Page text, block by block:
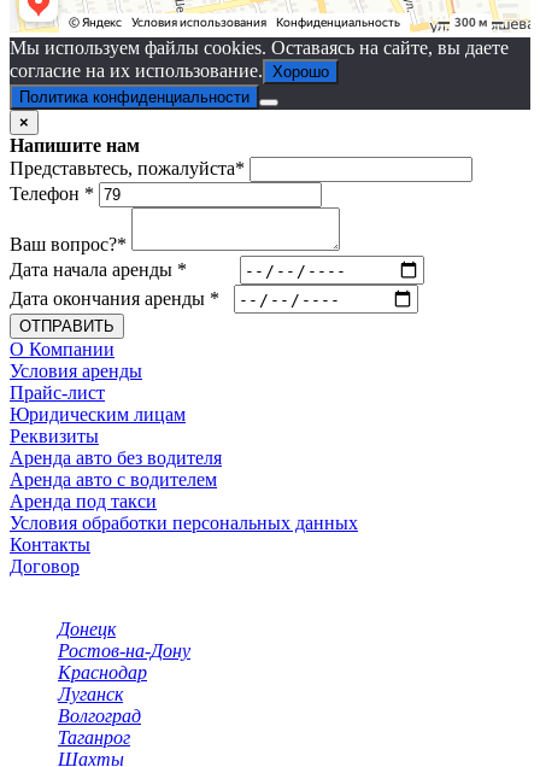
Мы используем файлы cookies. Оставаясь на сайте, вы даете
согласие на их использование. Хорошо
Политика конфиденциальности
×
Напишите нам
Представьтесь, пожалуйста*
Телефон *
Ваш вопрос?*
Дата начала аренды *
Дата окончания аренды *
ОТПРАВИТЬ
О Компании
Условия аренды
Прайс-лист
Юридическим лицам
Реквизиты
Аренда авто без водителя
Аренда авто с водителем
Аренда под такси
Условия обработки персональных данных
Контакты
Договор
Донецк
Ростов-на-Дону
Краснодар
Луганск
Волгоград
Таганрог
Шахты